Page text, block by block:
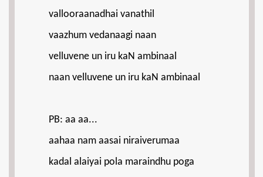
vallooraanadhai vanathil
vaazhum vedanaagi naan
velluvene un iru kaN ambinaal
naan velluvene un iru kaN ambinaal
PB: aa aa...
aahaa nam aasai niraiverumaa
kadal alaiyai pola maraindhu poga